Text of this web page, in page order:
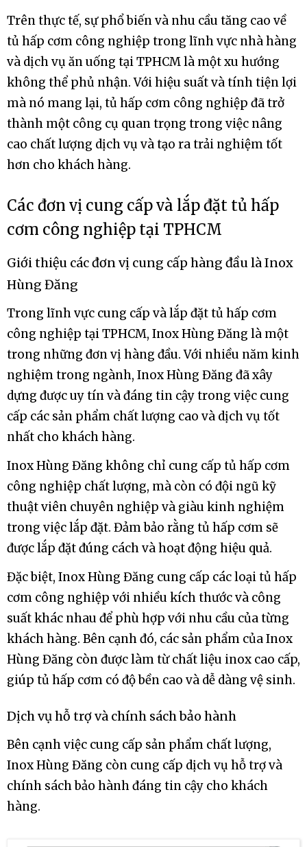
Trên thực tế, sự phổ biến và nhu cầu tăng cao về
tủ hấp cơm công nghiệp trong lĩnh vực nhà hàng
và dịch vụ ăn uống tại TPHCM là một xu hướng
không thể phủ nhận. Với hiệu suất và tính tiện lợi
mà nó mang lại, tủ hấp cơm công nghiệp đã trở
thành một công cụ quan trọng trong việc nâng
cao chất lượng dịch vụ và tạo ra trải nghiệm tốt
hơn cho khách hàng.
Các đơn vị cung cấp và lắp đặt tủ hấp
cơm công nghiệp tại TPHCM
Giới thiệu các đơn vị cung cấp hàng đầu là Inox
Hùng Đăng
Trong lĩnh vực cung cấp và lắp đặt tủ hấp cơm
công nghiệp tại TPHCM, Inox Hùng Đăng là một
trong những đơn vị hàng đầu. Với nhiều năm kinh
nghiệm trong ngành, Inox Hùng Đăng đã xây
dựng được uy tín và đáng tin cậy trong việc cung
cấp các sản phẩm chất lượng cao và dịch vụ tốt
nhất cho khách hàng.
Inox Hùng Đăng không chỉ cung cấp tủ hấp cơm
công nghiệp chất lượng, mà còn có đội ngũ kỹ
thuật viên chuyên nghiệp và giàu kinh nghiệm
trong việc lắp đặt. Đảm bảo rằng tủ hấp cơm sẽ
được lắp đặt đúng cách và hoạt động hiệu quả.
Đặc biệt, Inox Hùng Đăng cung cấp các loại tủ hấp
cơm công nghiệp với nhiều kích thước và công
suất khác nhau để phù hợp với nhu cầu của từng
khách hàng. Bên cạnh đó, các sản phẩm của Inox
Hùng Đăng còn được làm từ chất liệu inox cao cấp,
giúp tủ hấp cơm có độ bền cao và dễ dàng vệ sinh.
Dịch vụ hỗ trợ và chính sách bảo hành
Bên cạnh việc cung cấp sản phẩm chất lượng,
Inox Hùng Đăng còn cung cấp dịch vụ hỗ trợ và
chính sách bảo hành đáng tin cậy cho khách
hàng.